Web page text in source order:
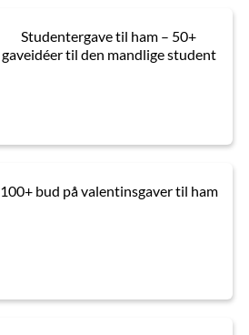
Studentergave til ham – 50+
gaveidéer til den mandlige student
100+ bud på valentinsgaver til ham